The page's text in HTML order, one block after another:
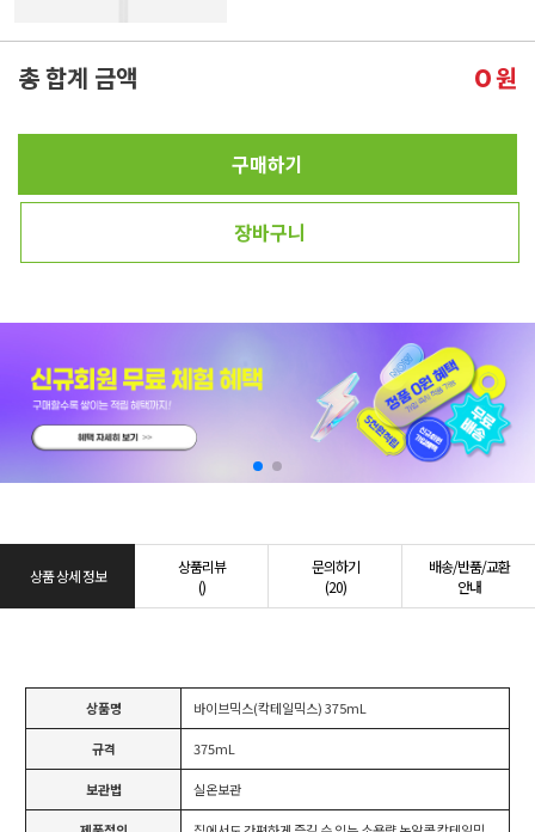
총 합계 금액 0원
구매하기
장바구니
상품 상세 정보
상품리뷰
()
문의하기
(20)
배송/반품/교환
안내
상품명 바이브믹스(칵테일믹스) 375mL
규격 375mL
보관법 실온보관